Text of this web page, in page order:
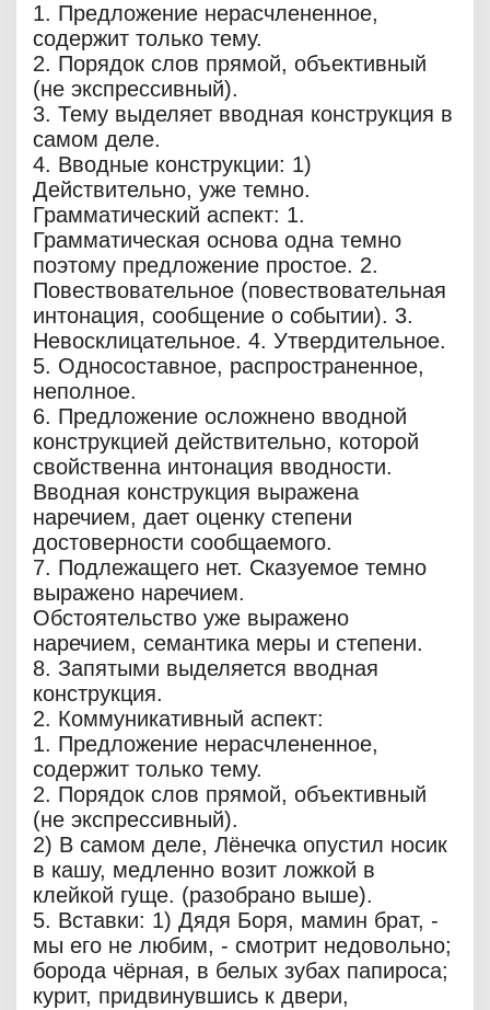
1. Предложение нерасчлененное,
содержит только тему.
2. Порядок слов прямой, объективный
(не экспрессивный).
3. Тему выделяет вводная конструкция в
самом деле.
4. Вводные конструкции: 1)
Действительно, уже темно.
Грамматический аспект: 1.
Грамматическая основа одна темно
поэтому предложение простое. 2.
Повествовательное (повествовательная
интонация, сообщение о событии). 3.
Невосклицательное. 4. Утвердительное.
5. Односоставное, распространенное,
неполное.
6. Предложение осложнено вводной
конструкцией действительно, которой
свойственна интонация вводности.
Вводная конструкция выражена
наречием, дает оценку степени
достоверности сообщаемого.
7. Подлежащего нет. Сказуемое темно
выражено наречием.
Обстоятельство уже выражено
наречием, семантика меры и степени.
8. Запятыми выделяется вводная
конструкция.
2. Коммуникативный аспект:
1. Предложение нерасчлененное,
содержит только тему.
2. Порядок слов прямой, объективный
(не экспрессивный).
2) В самом деле, Лёнечка опустил носик
в кашу, медленно возит ложкой в
клейкой гуще. (разобрано выше).
5. Вставки: 1) Дядя Боря, мамин брат, -
мы его не любим, - смотрит недовольно;
борода чёрная, в белых зубах папироса;
курит, придвинувшись к двери,